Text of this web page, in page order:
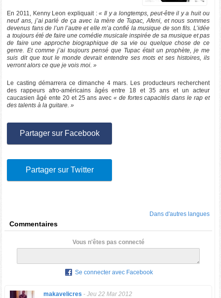
En 2011, Kenny Leon expliquait :« Il y a longtemps, peut-être il y a huit ou
neuf ans, j’ai parlé de ça avec la mère de Tupac, Afeni, et nous sommes
devenus fans de l’un l’autre et elle m’a confié la musique de son fils. L’idée
a toujours été de faire une comédie musicale inspirée de sa musique et pas
de faire une approche biographique de sa vie ou quelque chose de ce
genre. Et comme j’ai toujours pensé que Tupac était un prophète, je me
suis dit que tout le monde devrait entendre ses mots et ses histoires, ils
verront alors ce que je vois moi. »
Le casting démarrera ce dimanche 4 mars. Les producteurs recherchent
des rappeurs afro-américains âgés entre 18 et 35 ans et un acteur
caucasien âgé ente 20 et 25 ans avec« de fortes capacités dans le rap et
des talents à la guitare. »
Partager sur Facebook
Partager sur Twitter
Dans d'autres langues
Commentaires
Vous n'êtes pas connecté
Se connecter avec Facebook
makavelicres - Jeu 22 Mar 2012